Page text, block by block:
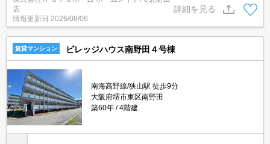
店
情報更新日 2026/08/06
詳細を見る
賃貸マンション ビレッジハウス南野田４号棟
南海高野線/狭山駅 徒歩9分
大阪府堺市東区南野田
築60年
4階建